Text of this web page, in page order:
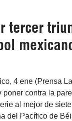
tercer
4 ene (Prensa
contra la
al mejor de
del Pacífico de